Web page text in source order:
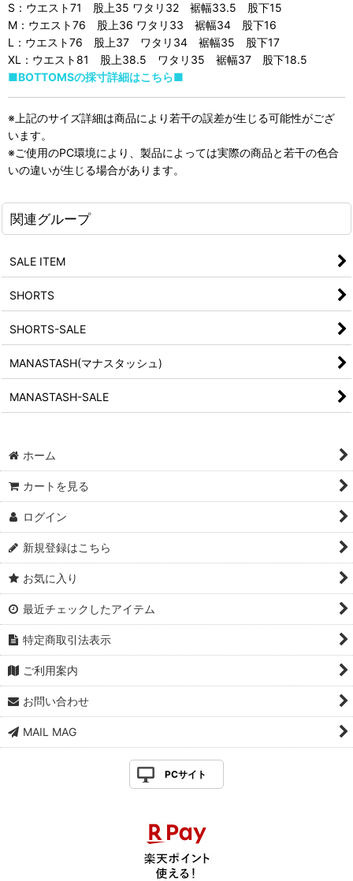
S：ウエスト71 股上35 ワタリ32 裾幅33.5 股下15
M：ウエスト76 股上36 ワタリ33 裾幅34 股下16
L：ウエスト76 股上37 ワタリ34 裾幅35 股下17
XL：ウエスト81 股上38.5 ワタリ35 裾幅37 股下18.5
■BOTTOMSの採寸詳細はこちら■
※上記のサイズ詳細は商品により若干の誤差が生じる可能性がござ
います。
※ご使用のPC環境により、製品によっては実際の商品と若干の色合
いの違いが生じる場合があります。
関連グループ
SALE ITEM
SHORTS
SHORTS-SALE
MANASTASH(マナスタッシュ)
MANASTASH-SALE
ホーム
カートを見る
ログイン
新規登録はこちら
お気に入り
最近チェックしたアイテム
特定商取引法表示
ご利用案内
お問い合わせ
MAIL MAG
PCサイト